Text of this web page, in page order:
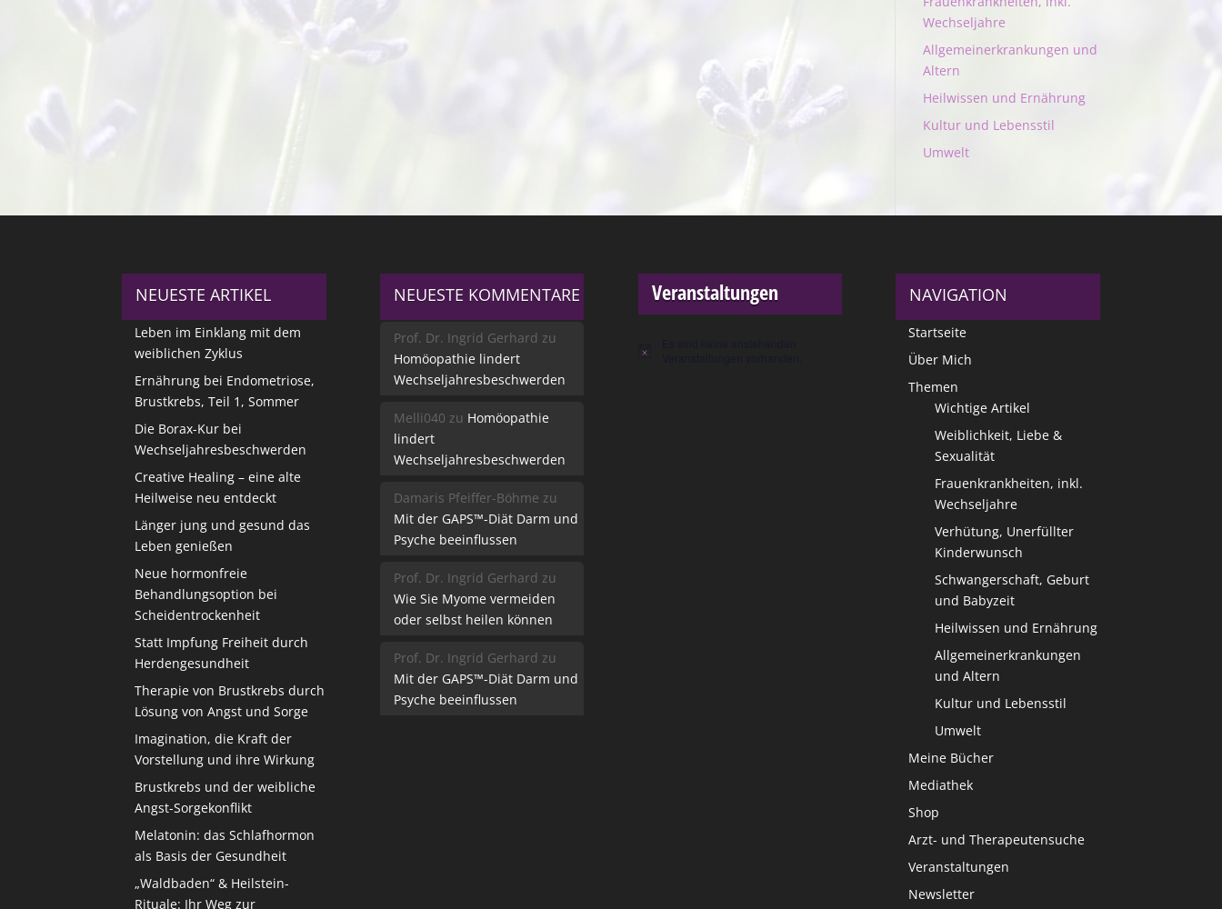
Wechseljahre
Allgemeinerkrankungen und
Altern
Heilwissen und Ernährung
Kultur und Lebensstil
Umwelt
NEUESTE ARTIKEL
Leben im Einklang mit dem
weiblichen Zyklus
Ernährung bei Endometriose,
Brustkrebs, Teil 1, Sommer
Die Borax-Kur bei
Wechseljahresbeschwerden
Creative Healing – eine alte
Heilweise neu entdeckt
Länger jung und gesund das
Leben genießen
Neue hormonfreie
Behandlungsoption bei
Scheidentrockenheit
Statt Impfung Freiheit durch
Herdengesundheit
Therapie von Brustkrebs durch
Lösung von Angst und Sorge
Imagination, die Kraft der
Vorstellung und ihre Wirkung
Brustkrebs und der weibliche
Angst-Sorgekonflikt
Melatonin: das Schlafhormon
als Basis der Gesundheit
„Waldbaden“ & Heilstein-
Rituale: Ihr Weg zur
NEUESTE KOMMENTARE
Prof. Dr. Ingrid Gerhard zu
Homöopathie lindert
Wechseljahresbeschwerden
Melli040 zu Homöopathie
lindert
Wechseljahresbeschwerden
Damaris Pfeiffer-Böhme zu
Mit der GAPS™-Diät Darm und
Psyche beeinflussen
Prof. Dr. Ingrid Gerhard zu
Wie Sie Myome vermeiden
oder selbst heilen können
Prof. Dr. Ingrid Gerhard zu
Mit der GAPS™-Diät Darm und
Psyche beeinflussen
Veranstaltungen
Hinweis
NAVIGATION
Startseite
Über Mich
Themen
Wichtige Artikel
Weiblichkeit, Liebe &
Sexualität
Frauenkrankheiten, inkl.
Wechseljahre
Verhütung, Unerfüllter
Kinderwunsch
Schwangerschaft, Geburt
und Babyzeit
Heilwissen und Ernährung
Allgemeinerkrankungen
und Altern
Kultur und Lebensstil
Umwelt
Meine Bücher
Mediathek
Shop
Arzt- und Therapeutensuche
Veranstaltungen
Newsletter